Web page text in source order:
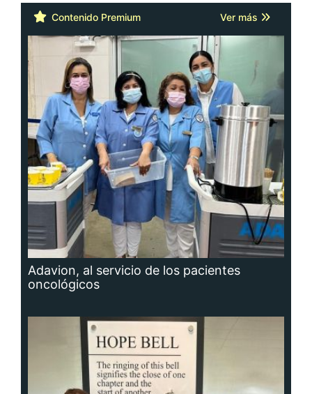
Contenido Premium Ver más
Adavion, al servicio de los pacientes
oncológicos